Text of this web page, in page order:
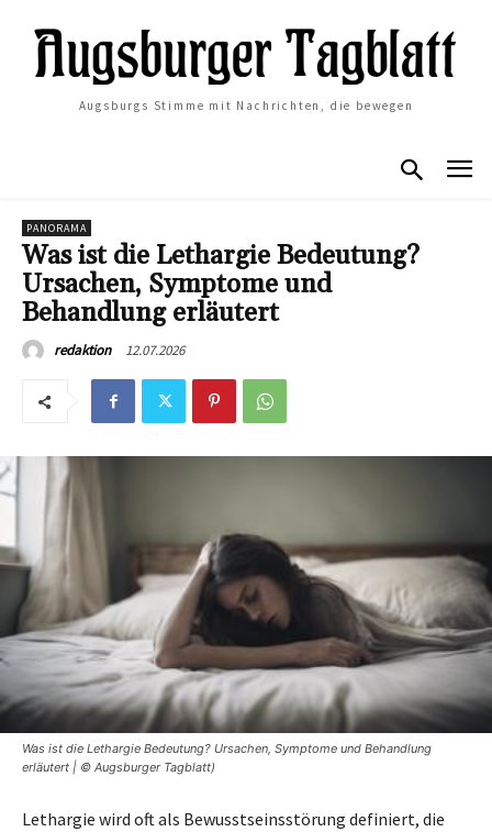
Augsburgs Stimme mit Nachrichten, die bewegen
PANORAMA
Was ist die Lethargie Bedeutung?
Ursachen, Symptome und
Behandlung erläutert
redaktion 12.07.2026
Was ist die Lethargie Bedeutung? Ursachen, Symptome und Behandlung
erläutert | © Augsburger Tagblatt)
Lethargie wird oft als Bewusstseinsstörung definiert, die